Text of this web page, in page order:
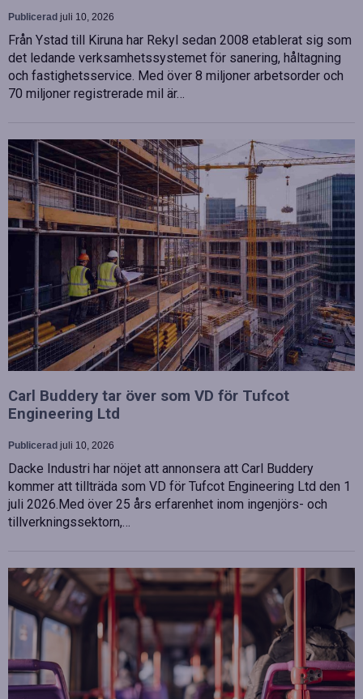
Publicerad juli 10, 2026
Från Ystad till Kiruna har Rekyl sedan 2008 etablerat sig som
det ledande verksamhetssystemet för sanering, håltagning
och fastighetsservice. Med över 8 miljoner arbetsorder och
70 miljoner registrerade mil är…
Carl Buddery tar över som VD för Tufcot
Engineering Ltd
Publicerad juli 10, 2026
Dacke Industri har nöjet att annonsera att Carl Buddery
kommer att tillträda som VD för Tufcot Engineering Ltd den 1
juli 2026.Med över 25 års erfarenhet inom ingenjörs- och
tillverkningssektorn,…